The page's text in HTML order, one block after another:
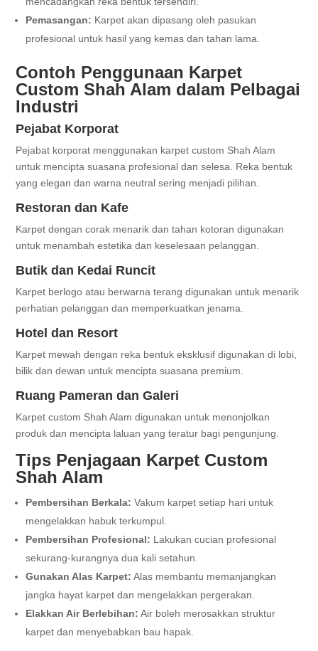
Pemasangan: Karpet akan dipasang oleh pasukan
profesional untuk hasil yang kemas dan tahan lama.
Contoh Penggunaan Karpet
Custom Shah Alam dalam Pelbagai
Industri
Pejabat Korporat
Pejabat korporat menggunakan karpet custom Shah Alam
untuk mencipta suasana profesional dan selesa. Reka bentuk
yang elegan dan warna neutral sering menjadi pilihan.
Restoran dan Kafe
Karpet dengan corak menarik dan tahan kotoran digunakan
untuk menambah estetika dan keselesaan pelanggan.
Butik dan Kedai Runcit
Karpet berlogo atau berwarna terang digunakan untuk menarik
perhatian pelanggan dan memperkuatkan jenama.
Hotel dan Resort
Karpet mewah dengan reka bentuk eksklusif digunakan di lobi,
bilik dan dewan untuk mencipta suasana premium.
Ruang Pameran dan Galeri
Karpet custom Shah Alam digunakan untuk menonjolkan
produk dan mencipta laluan yang teratur bagi pengunjung.
Tips Penjagaan Karpet Custom
Shah Alam
Pembersihan Berkala: Vakum karpet setiap hari untuk
mengelakkan habuk terkumpul.
Pembersihan Profesional: Lakukan cucian profesional
sekurang-kurangnya dua kali setahun.
Gunakan Alas Karpet: Alas membantu memanjangkan
jangka hayat karpet dan mengelakkan pergerakan.
Elakkan Air Berlebihan: Air boleh merosakkan struktur
karpet dan menyebabkan bau hapak.